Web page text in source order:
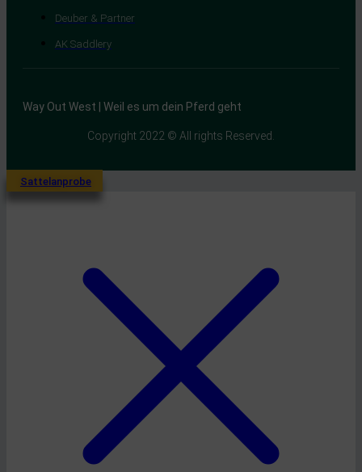
Deuber & Partner
AK Saddlery
Way Out West | Weil es um dein Pferd geht
Copyright 2022 © All rights Reserved.
Sattelanprobe